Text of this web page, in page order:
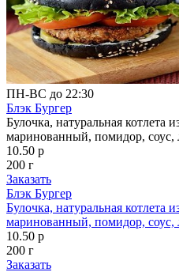
ПН-ВС до 22:30
Блэк Бургер
Булочка, натуральная котлета
маринованный, помидор, соус,
10.50 р
200 г
Заказать
Блэк Бургер
Булочка, натуральная котлета
маринованный, помидор, соус,
10.50 р
200 г
Заказать